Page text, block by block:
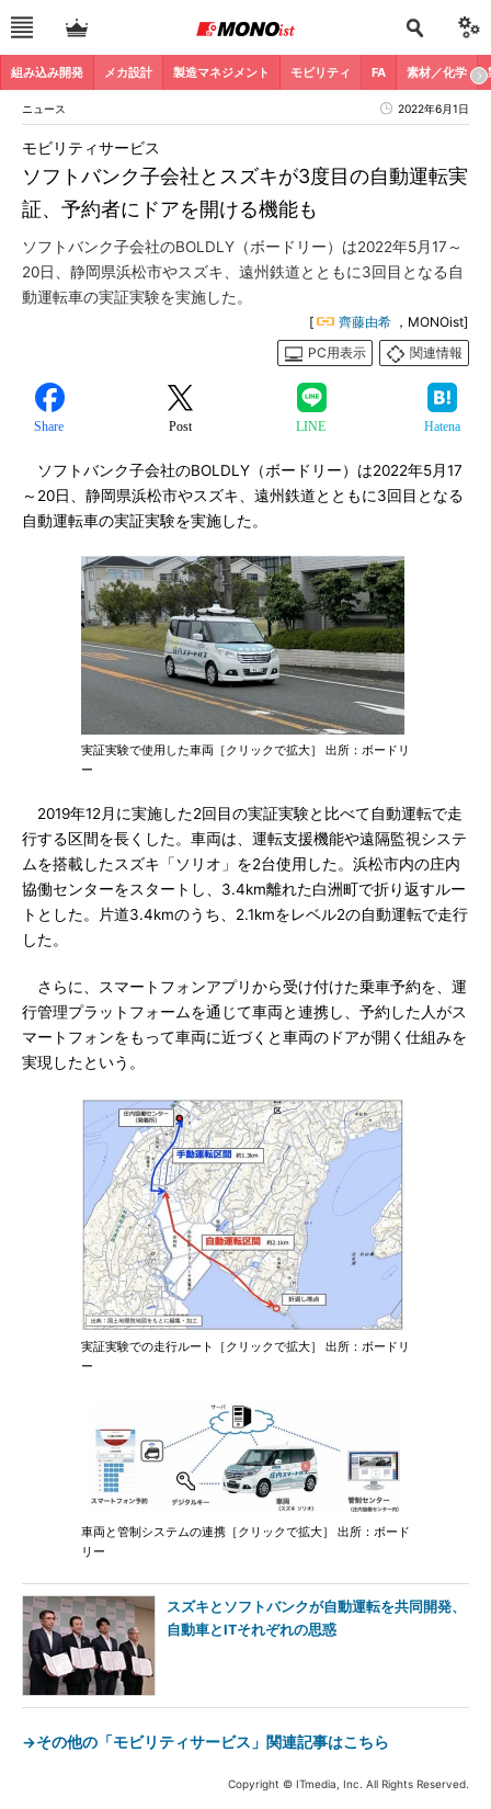
組み込み開発 メカ設計 製造マネジメント モビリティ FA 素材／化学
ニュース 2022年6月1日
ソフトバンク子会社とスズキが3度目の自動運転実
証、予約者にドアを開ける機能も
モビリティサービス
ソフトバンク子会社のBOLDLY（ボードリー）は2022年5月17～
20日、静岡県浜松市やスズキ、遠州鉄道とともに3回目となる自
動運転車の実証実験を実施した。
[ 齊藤由希 ，MONOist]
PC用表示
関連情報
Share Post LINE Hatena
ソフトバンク子会社のBOLDLY（ボードリー）は2022年5月17
～20日、静岡県浜松市やスズキ、遠州鉄道とともに3回目となる
自動運転車の実証実験を実施した。
実証実験で使用した車両［クリックで拡大］ 出所：ボードリ
ー
2019年12月に実施した2回目の実証実験と比べて自動運転で走
行する区間を長くした。車両は、運転支援機能や遠隔監視システ
ムを搭載したスズキ「ソリオ」を2台使用した。浜松市内の庄内
協働センターをスタートし、3.4km離れた白洲町で折り返すルー
トとした。片道3.4kmのうち、2.1kmをレベル2の自動運転で走行
した。
さらに、スマートフォンアプリから受け付けた乗車予約を、運
行管理プラットフォームを通じて車両と連携し、予約した人がス
マートフォンをもって車両に近づくと車両のドアが開く仕組みを
実現したという。
実証実験での走行ルート［クリックで拡大］ 出所：ボードリ
ー
車両と管制システムの連携［クリックで拡大］ 出所：ボード
リー
スズキとソフトバンクが自動運転を共同開発、
自動車とITそれぞれの思惑
→その他の「モビリティサービス」関連記事はこちら
Copyright © ITmedia, Inc. All Rights Reserved.